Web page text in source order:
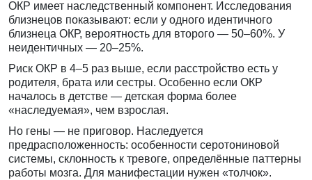
ОКР имеет наследственный компонент. Исследования
близнецов показывают: если у одного идентичного
близнеца ОКР, вероятность для второго — 50–60%. У
неидентичных — 20–25%.
Риск ОКР в 4–5 раз выше, если расстройство есть у
родителя, брата или сестры. Особенно если ОКР
началось в детстве — детская форма более
«наследуемая», чем взрослая.
Но гены — не приговор. Наследуется
предрасположенность: особенности серотониновой
системы, склонность к тревоге, определённые паттерны
работы мозга. Для манифестации нужен «толчок».